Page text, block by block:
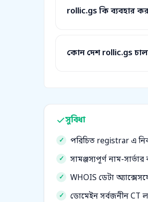
rollic.gs কি ব্যবহার
কোন দেশ rollic.gs
সুবিধা
পরিচিত registrar এ
সামঞ্জস্যপূর্ণ নাম-
WHOIS ডেটা
ডোমেইন সর্বজনীন CT